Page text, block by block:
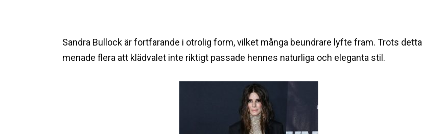
Sandra Bullock är fortfarande i otrolig form, vilket många beundrare lyfte fram. Trots detta
menade flera att klädvalet inte riktigt passade hennes naturliga och eleganta stil.